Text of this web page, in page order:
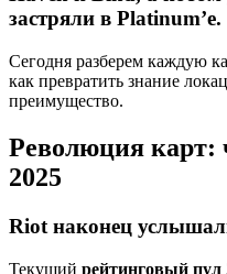
застряли в Platinum’е.
Сегодня разберем каждую
как превратить знание
преимущество.
Революция карт:
2025
Riot наконец
Текущий рейтинговый пул